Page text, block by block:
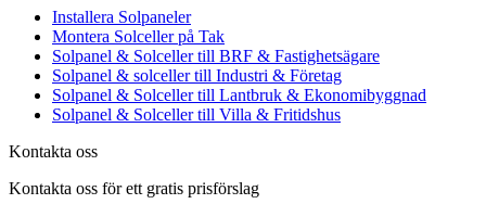
Installera Solpaneler
Montera Solceller på Tak
Solpanel & Solceller till BRF & Fastighetsägare
Solpanel & solceller till Industri & Företag
Solpanel & Solceller till Lantbruk & Ekonomibyggnad
Solpanel & Solceller till Villa & Fritidshus
Kontakta oss
Kontakta oss för ett gratis prisförslag